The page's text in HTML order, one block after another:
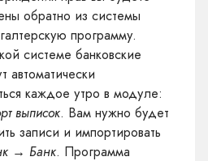
обратно из системы
программу.
системе банковские
автоматически
каждое утро в модуле:
выписок. Вам нужно будет
записи и импортировать
→ Банк. Программа